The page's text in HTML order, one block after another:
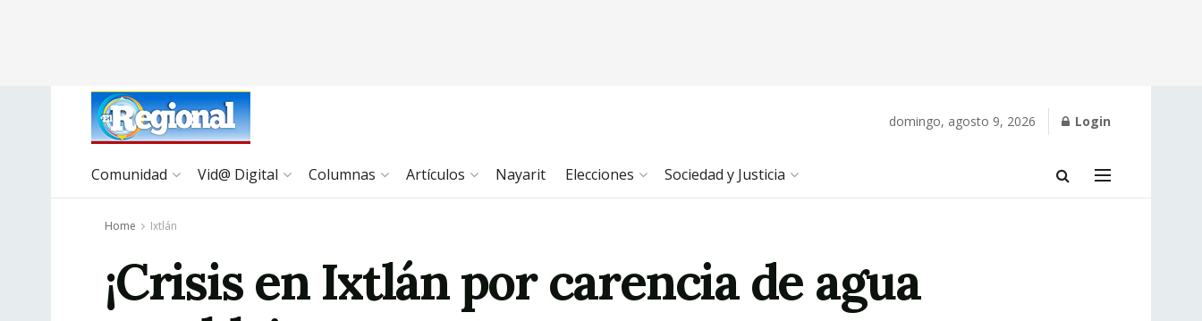
domingo, agosto 9, 2026 Login
Comunidad Vid@ Digital Columnas Artículos Nayarit Elecciones Sociedad y Justicia
Home Ixtlán
¡Crisis en Ixtlán por carencia de agua